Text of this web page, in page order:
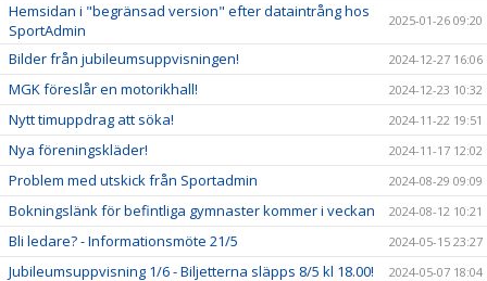
Hemsidan i "begränsad version" efter dataintrång hos
SportAdmin
2025-01-26 09:20
Bilder från jubileumsuppvisningen! 2024-12-27 16:06
MGK föreslår en motorikhall! 2024-12-23 10:32
Nytt timuppdrag att söka! 2024-11-22 19:51
Nya föreningskläder! 2024-11-17 12:02
Problem med utskick från Sportadmin 2024-08-29 09:09
Bokningslänk för befintliga gymnaster kommer i veckan 2024-08-12 10:21
Bli ledare? - Informationsmöte 21/5 2024-05-15 23:27
Jubileumsuppvisning 1/6 - Biljetterna släpps 8/5 kl 18.00! 2024-05-07 18:04